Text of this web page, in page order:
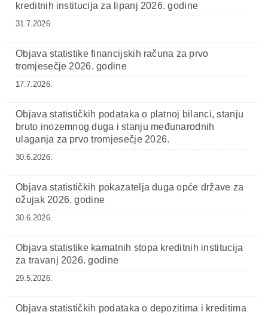
kreditnih institucija za lipanj 2026. godine
31.7.2026.
Objava statistike financijskih računa za prvo
tromjesečje 2026. godine
17.7.2026.
Objava statističkih podataka o platnoj bilanci, stanju
bruto inozemnog duga i stanju međunarodnih
ulaganja za prvo tromjesečje 2026.
30.6.2026.
Objava statističkih pokazatelja duga opće države za
ožujak 2026. godine
30.6.2026.
Objava statistike kamatnih stopa kreditnih institucija
za travanj 2026. godine
29.5.2026.
Objava statističkih podataka o depozitima i kreditima